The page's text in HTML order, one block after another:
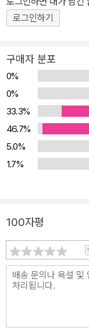
동을 통해 아이가 한글
정에서 아이는 한글 어
읽고 쓰기 한글 음절표
• 글자의 짜임 알기
만 익히는 수준을 넘
체험 활동이 가능한 활동 아이
과 모음의 결합에서
받아쓰기 읽기를 기
제공되는 4, 6, 8칸 쓰
기적의 한글 학습 다지기> 사용 방법 본
합니다. 이렇게 공부
로그인하기
구매자 분포
0%
0%
33.3%
46.7%
5.0%
1.7%
100자평